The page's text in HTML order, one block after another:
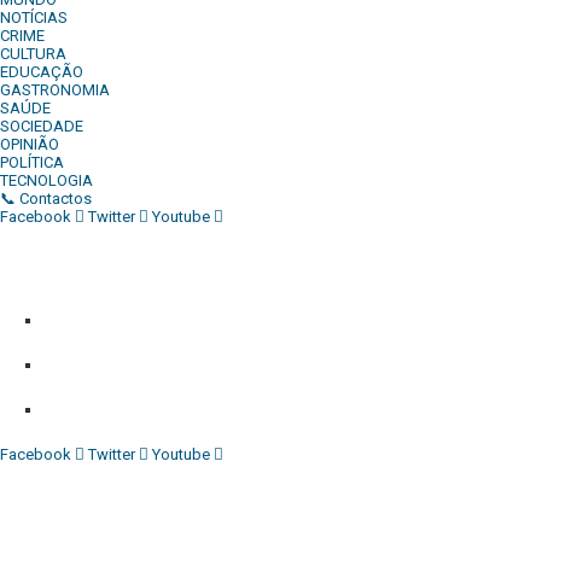
NOTÍCIAS
CRIME
CULTURA
EDUCAÇÃO
GASTRONOMIA
SAÚDE
SOCIEDADE
OPINIÃO
POLÍTICA
TECNOLOGIA
📞 Contactos
Facebook
Twitter Youtube
Facebook Twitter Youtube